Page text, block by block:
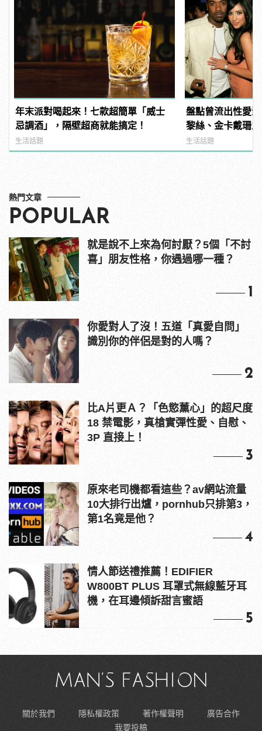
年末派對喝起來！七款超簡單「威士
忌調酒」，隔壁超商就能搞定！
生活話題
盤點曾流出性愛
黎絲、金卡戴珊
生活話題
熱門文章
POPULAR
就是說不上來為何討厭？5個「不討
喜」朋友性格，你遇過哪一種？
1
你愛對人了沒！五道「真愛自問」
識別你的伴侶是對的人嗎？
2
比A片更Ａ？「色慾薰心」的超尺度
18 禁電影，真槍實彈性愛、自慰、
3P 直接上！
3
原來老司機都看這些？av網站流量
10大排行出爐，pornhub只排第3，
第1名竟是他？
4
情人節送禮推薦！EDIFIER
W800BT PLUS 耳罩式無線藍牙耳
機，在耳邊傾訴甜言蜜語
5
關於我們 隱私權政策 著作權聲明
廣告合作
我要投稿